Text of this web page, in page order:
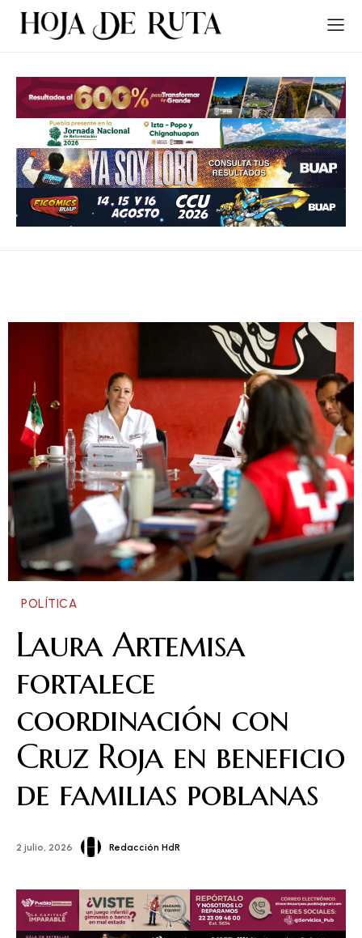
POLÍTICA
Laura Artemisa
fortalece
coordinación con
Cruz Roja en beneficio
de familias poblanas
2 julio, 2026 Redacción HdR